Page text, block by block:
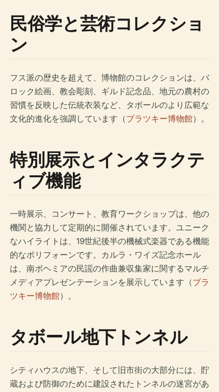
民俗学と芸術コレクショ
ン
フス派の歴史を超えて、博物館のコレクションは、バ
ロック絵画、教会彫刻、ギルド記念品、地元の農村の
習慣を反映した伝統衣装など、タボールのより広範な
文化的進化を強調しています（ブラツキー博物館）。
特別展示とインタラクテ
ィブ機能
一時展示、コンサート、教育ワークショップは、他の
機関と協力して定期的に開催されています。ユニーク
なハイライトは、19世紀後半の機械式楽器である機能
的なポリフォーンです。カルラ・ワイズ記念ホール
は、南ボヘミアの民謡の作曲兼収集家に関するマルチ
メディアプレゼンテーションを展示しています（ブラ
ツキー博物館）。
タボール地下トンネル
シティハウスの地下、そして旧市街の大部分には、貯
蔵および防御のために建設されたトンネルの迷宮があ